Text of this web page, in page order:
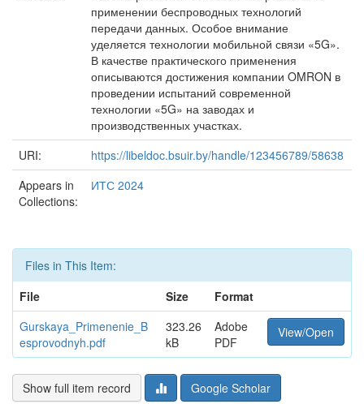
применении беспроводных технологий
передачи данных. Особое внимание
уделяется технологии мобильной связи «5G».
В качестве практического применения
описываются достижения компании OMRON в
проведении испытаний современной
технологии «5G» на заводах и
производственных участках.
URI:
https://libeldoc.bsuir.by/handle/123456789/58638
Appears in
Collections:
ИТС 2024
Files in This Item:
File
Size
Format
Gurskaya_Primenenie_B
esprovodnyh.pdf
323.26
kB
Adobe
PDF
View/Open
Show full item record Google Scholar